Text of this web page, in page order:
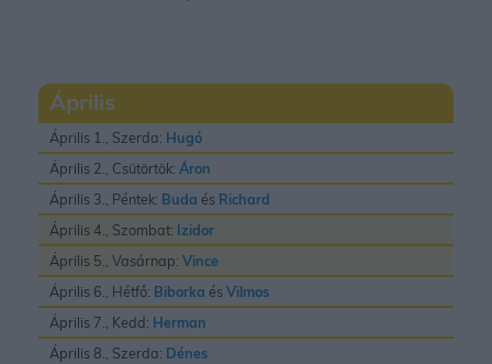
Április
Április 1., Szerda: Hugó
Április 2., Csütörtök: Áron
Április 3., Péntek: Buda és Richard
Április 4., Szombat: Izidor
Április 5., Vasárnap: Vince
Április 6., Hétfő: Biborka ésVilmos
Április 7., Kedd: Herman
Április 8., Szerda: Dénes